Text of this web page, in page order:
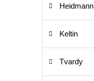
Heidmann
Keltin
Tvardy